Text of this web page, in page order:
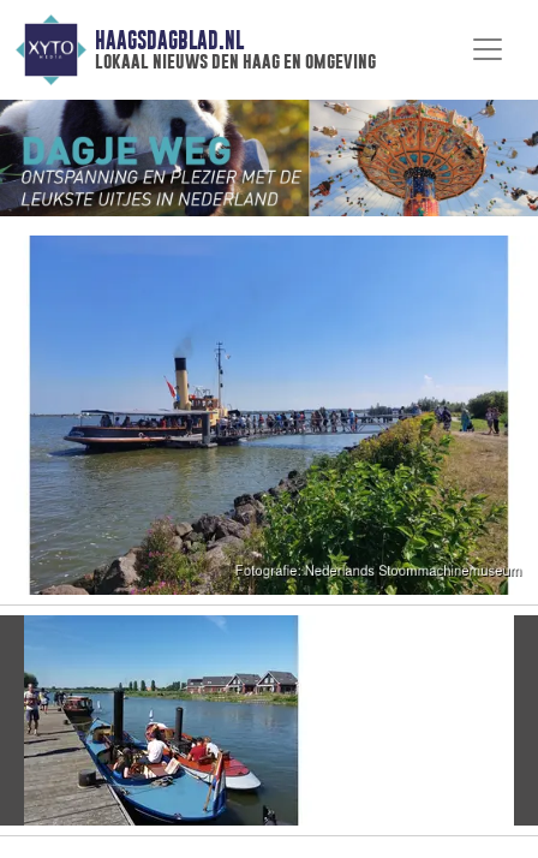
HAAGSDAGBLAD.NL
lokaal nieuws den haag en omgeving
Vorige